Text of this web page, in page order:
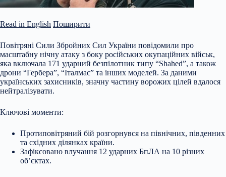
Read in English Поширити
Повітряні Сили Збройних Сил України повідомили про
масштабну нічну атаку з боку російських окупаційних військ,
яка включала 171 ударний безпілотник типу “Shahed”, а також
дрони “Гербера”, “Італмас” та інших моделей. За даними
українських захисників, значну частину ворожих цілей вдалося
нейтралізувати.
Ключові моменти:
Протиповітряний бій розгорнувся на північних, південних
та східних ділянках країни.
Зафіксовано влучання 12 ударних БпЛА на 10 різних
об’єктах.